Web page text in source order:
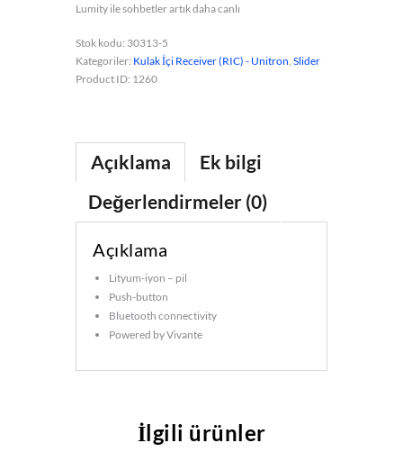
Lumity ile sohbetler artık daha canlı
Stok kodu: 30313-5
Kategoriler: Kulak İçi Receiver (RIC) - Unitron Slider
Product ID: 1260
Açıklama
Ek bilgi
Değerlendirmeler (0)
Açıklama
Lityum-iyon – pil
Push-button
Bluetooth connectivity
Powered by Vivante
İlgili ürünler